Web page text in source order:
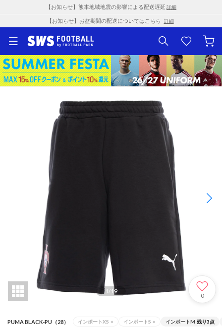
【お知らせ】熊本地域地震の影響による配送遅延 詳細
【お知らせ】お盆期間の配送についてはこちら 詳細
1/19
0
PUMA BLACK-PU（28） インポートXS × インポートS × インポートM 残り3点